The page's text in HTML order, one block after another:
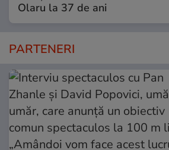
Olaru la 37 de ani
PARTENERI